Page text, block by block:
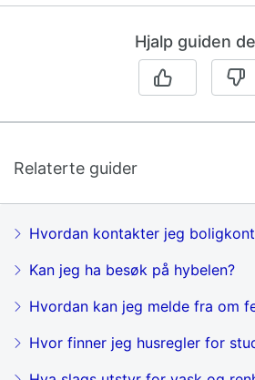
Hjalp guiden
Relaterte guider
Hvordan kontakter jeg
Kan jeg ha besøk på hybelen?
Hvordan kan jeg melde fra om
Hvor finner jeg husregler for